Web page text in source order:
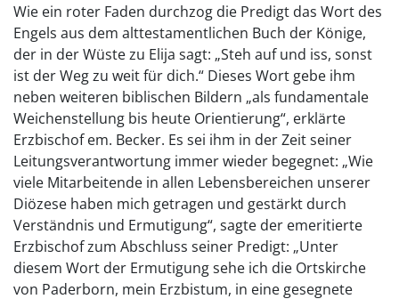
Wie ein roter Faden durchzog die Predigt das Wort des
Engels aus dem alttestamentlichen Buch der Könige,
der in der Wüste zu Elija sagt: „Steh auf und iss, sonst
ist der Weg zu weit für dich.“ Dieses Wort gebe ihm
neben weiteren biblischen Bildern „als fundamentale
Weichenstellung bis heute Orientierung“, erklärte
Erzbischof em. Becker. Es sei ihm in der Zeit seiner
Leitungsverantwortung immer wieder begegnet: „Wie
viele Mitarbeitende in allen Lebensbereichen unserer
Diözese haben mich getragen und gestärkt durch
Verständnis und Ermutigung“, sagte der emeritierte
Erzbischof zum Abschluss seiner Predigt: „Unter
diesem Wort der Ermutigung sehe ich die Ortskirche
von Paderborn, mein Erzbistum, in eine gesegnete